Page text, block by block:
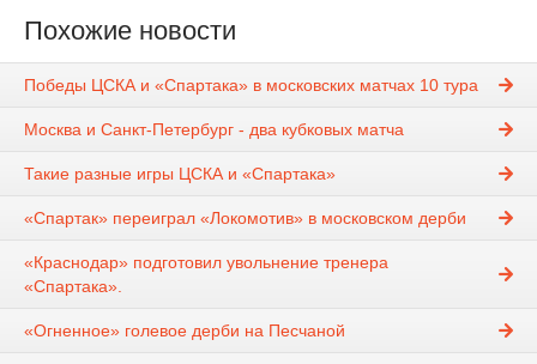
Похожие новости
Победы ЦСКА и «Спартака» в московских матчах 10 тура
Москва и Санкт-Петербург - два кубковых матча
Такие разные игры ЦСКА и «Спартака»
«Спартак» переиграл «Локомотив» в московском дерби
«Краснодар» подготовил увольнение тренера
«Спартака».
«Огненное» голевое дерби на Песчаной